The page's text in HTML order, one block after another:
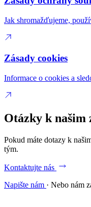
Jak shromažďujeme,
Zásady cookies
Informace o cookies a
Otázky k našim
Pokud máte dotazy k
tým.
Kontaktujte nás
Napište nám · Nebo nám